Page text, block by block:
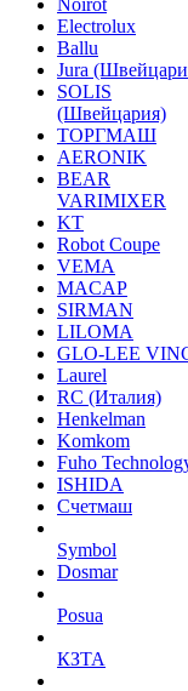
Noirot
Electrolux
Ballu
Jura
SOLIS
(Швейцария)
ТОРГМАШ
AERONIK
BEAR
VARIMIXER
KT
Robot Coupe
VEMA
MACAP
SIRMAN
LILOMA
GLO-LEE
Laurel
RC (Италия)
Henkelman
Komkom
Fuho
ISHIDA
Счетмаш
Symbol
Dosmar
Posua
КЗТА